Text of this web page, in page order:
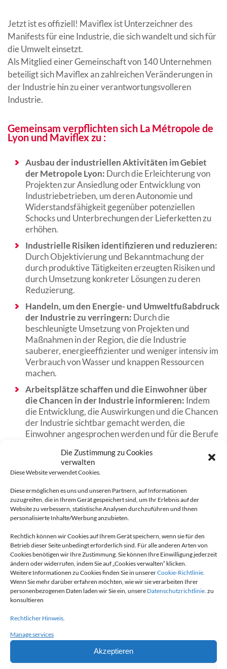
Die Zustimmung zu Cookies
verwalten
Diese Website verwendet Cookies.
Diese ermöglichen es uns und unseren Partnern, auf Informationen
zuzugreifen, die in Ihrem Gerät gespeichert sind, um Ihr Erlebnis auf der
Website zu verbessern, statistische Analysen durchzuführen und Ihnen
personalisierte Inhalte/Werbung anzubieten.
Rechtlich können wir Cookies auf Ihrem Gerät speichern, wenn sie für den
Betrieb dieser Seite unbedingt erforderlich sind. Für alle anderen Arten von
Cookies benötigen wir Ihre Zustimmung. Sie können Ihre Einwilligung jederzeit
ändern oder widerrufen, indem Sie auf „Cookies verwalten“ klicken.
Weitere Informationen zu Cookies finden Sie in unsererCookie-Richtlinie.
Wenn Sie mehr darüber erfahren möchten, wie wir sie verarbeiten Ihrer
personenbezogenen Daten laden wir Sie ein, unsere Datenschutzrichtlinie. zu
konsultieren
Rechtlicher Hinweis.
Manage services
Akzeptieren
Jetzt ist es offiziell! Maviflex ist Unterzeichner des
Manifests für eine Industrie, die sich wandelt und sich für
die Umwelt einsetzt.
Als Mitglied einer Gemeinschaft von 140 Unternehmen
beteiligt sich Maviflex an zahlreichen Veränderungen in
der Industrie hin zu einer verantwortungsvolleren
Industrie.
Gemeinsam verpflichten sich La Métropole de
Lyon und Maviflex zu :
Ausbau der industriellen Aktivitäten im Gebiet
der Metropole Lyon: Durch die Erleichterung von
Projekten zur Ansiedlung oder Entwicklung von
Industriebetrieben, um deren Autonomie und
Widerstandsfähigkeit gegenüber potenziellen
Schocks und Unterbrechungen der Lieferketten zu
erhöhen.
Industrielle Risiken identifizieren und reduzieren:
Durch Objektivierung und Bekanntmachung der
durch produktive Tätigkeiten erzeugten Risiken und
durch Umsetzung konkreter Lösungen zu deren
Reduzierung.
Handeln, um den Energie- und Umweltfußabdruck
der Industrie zu verringern: Durch die
beschleunigte Umsetzung von Projekten und
Maßnahmen in der Region, die die Industrie
sauberer, energieeffizienter und weniger intensiv im
Verbrauch von Wasser und knappen Ressourcen
machen.
Arbeitsplätze schaffen und die Einwohner über
die Chancen in der Industrie informieren: Indem
die Entwicklung, die Auswirkungen und die Chancen
der Industrie sichtbar gemacht werden, die
Einwohner angesprochen werden und für die Berufe
und die Eingliederung von Großstädtern zu fördern.
Kooperation zwischen industriellen Akteuren und
territoriale Kooperationen stützt, denn kollektives
Handeln ist heute eine Notwendigkeit und
ermöglicht es, den Erfolg zu maximieren.
LE SAVIEZ-VOUS?
EN SAVOIR +